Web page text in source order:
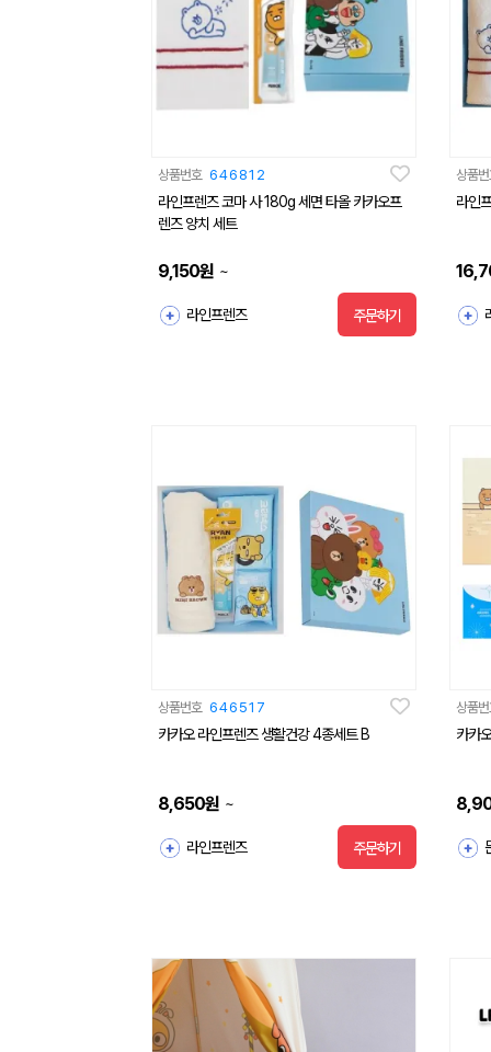
상품번호 646812
라인프렌즈 코마 사 180g 세면 타올 카카오프
렌즈 양치 세트
9,150원 ~
라인프렌즈 주문하기
상품
라인
상품번호 646517
카카오 라인프렌즈 생활건강 4종세트 B
8,650원 ~
라인프렌즈 주문하기
상품
카카